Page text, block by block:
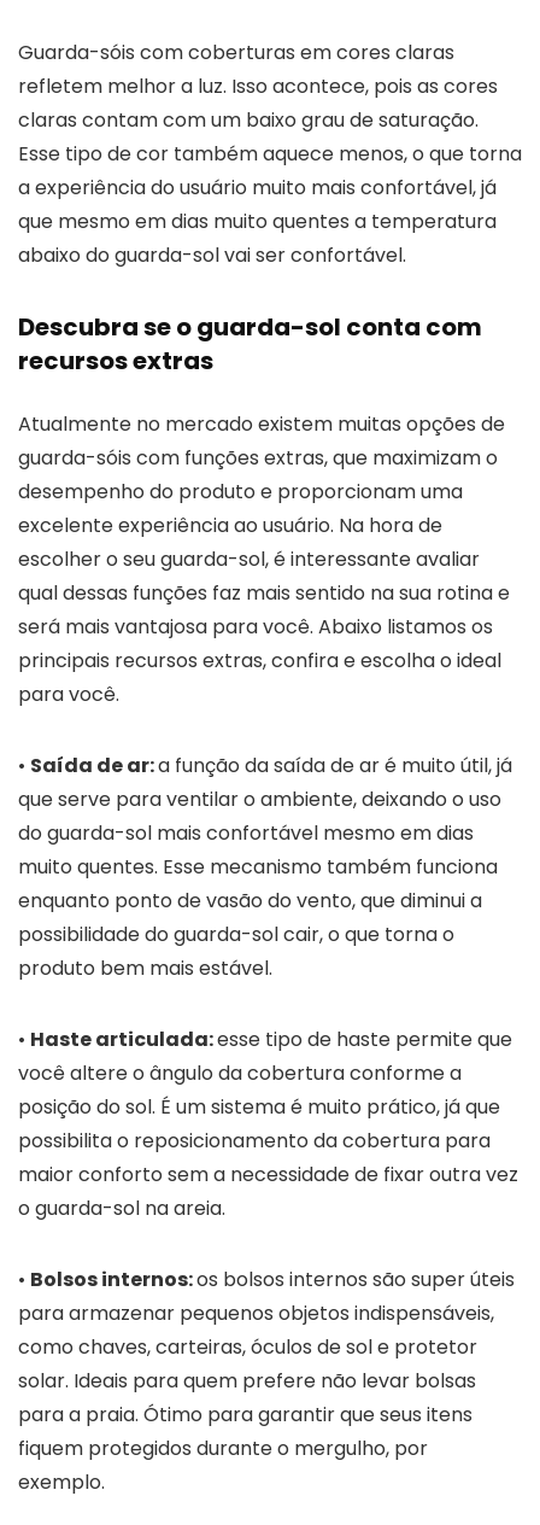
Guarda-sóis com coberturas em cores claras
refletem melhor a luz. Isso acontece, pois as cores
claras contam com um baixo grau de saturação.
Esse tipo de cor também aquece menos, o que torna
a experiência do usuário muito mais confortável, já
que mesmo em dias muito quentes a temperatura
abaixo do guarda-sol vai ser confortável.
Descubra se o guarda-sol conta com
recursos extras
Atualmente no mercado existem muitas opções de
guarda-sóis com funções extras, que maximizam o
desempenho do produto e proporcionam uma
excelente experiência ao usuário. Na hora de
escolher o seu guarda-sol, é interessante avaliar
qual dessas funções faz mais sentido na sua rotina e
será mais vantajosa para você. Abaixo listamos os
principais recursos extras, confira e escolha o ideal
para você.
• Saída de ar:a função da saída de ar é muito útil, já
que serve para ventilar o ambiente, deixando o uso
do guarda-sol mais confortável mesmo em dias
muito quentes. Esse mecanismo também funciona
enquanto ponto de vasão do vento, que diminui a
possibilidade do guarda-sol cair, o que torna o
produto bem mais estável.
• Haste articulada:esse tipo de haste permite que
você altere o ângulo da cobertura conforme a
posição do sol. É um sistema é muito prático, já que
possibilita o reposicionamento da cobertura para
maior conforto sem a necessidade de fixar outra vez
o guarda-sol na areia.
• Bolsos internos:os bolsos internos são super úteis
para armazenar pequenos objetos indispensáveis,
como chaves, carteiras, óculos de sol e protetor
solar. Ideais para quem prefere não levar bolsas
para a praia. Ótimo para garantir que seus itens
fiquem protegidos durante o mergulho, por
exemplo.